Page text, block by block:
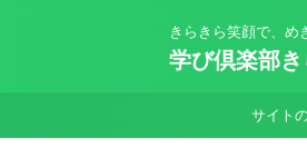
きらきら笑顔で、め
学び倶楽部き
サイト